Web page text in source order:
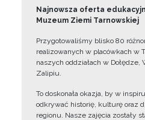
Najnowsza oferta
Muzeum Ziemi Tarnowskiej
Przygotowaliśmy blisko 80
realizowanych w placówkach w
naszych oddziałach w Dołędze,
Zalipiu.
To doskonała okazja, by w
odkrywać historię, kulturę oraz
regionu. Nasze zajęcia zostały